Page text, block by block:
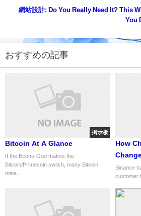
網站設計: Do You Really Need It? This
You
おすすめの記事
掲示板
Bitcoin At A Glance
If the Econo-God makes the
Bitcoin/Primecoin switch, many Bitcoin
mine...
How
Binance
customer